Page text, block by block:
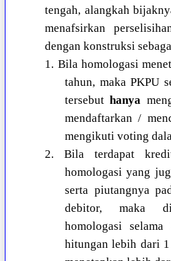
tengah, alangkah
menafsirkan
dengan konstruksi
1. Bila homologasi
tahun, maka PKPU
tersebuthanya
mendaftarkan /
mengikuti voting
2. Bila terdapat
homologasi yang
serta piutangnya
debitor, maka
homologasi
hitungan lebih dari